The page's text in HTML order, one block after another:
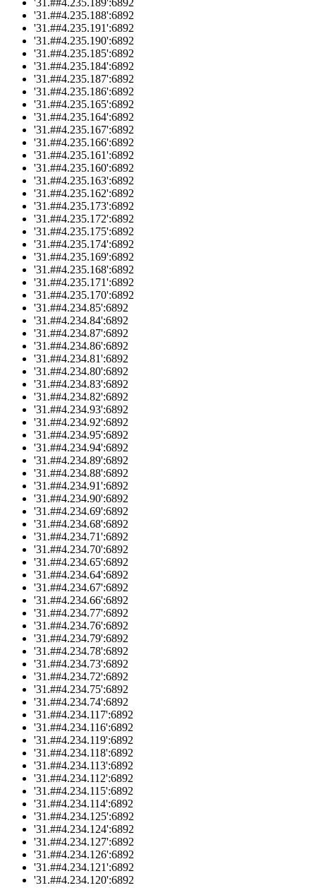
'31.##4.235.189':6892
'31.##4.235.188':6892
'31.##4.235.191':6892
'31.##4.235.190':6892
'31.##4.235.185':6892
'31.##4.235.184':6892
'31.##4.235.187':6892
'31.##4.235.186':6892
'31.##4.235.165':6892
'31.##4.235.164':6892
'31.##4.235.167':6892
'31.##4.235.166':6892
'31.##4.235.161':6892
'31.##4.235.160':6892
'31.##4.235.163':6892
'31.##4.235.162':6892
'31.##4.235.173':6892
'31.##4.235.172':6892
'31.##4.235.175':6892
'31.##4.235.174':6892
'31.##4.235.169':6892
'31.##4.235.168':6892
'31.##4.235.171':6892
'31.##4.235.170':6892
'31.##4.234.85':6892
'31.##4.234.84':6892
'31.##4.234.87':6892
'31.##4.234.86':6892
'31.##4.234.81':6892
'31.##4.234.80':6892
'31.##4.234.83':6892
'31.##4.234.82':6892
'31.##4.234.93':6892
'31.##4.234.92':6892
'31.##4.234.95':6892
'31.##4.234.94':6892
'31.##4.234.89':6892
'31.##4.234.88':6892
'31.##4.234.91':6892
'31.##4.234.90':6892
'31.##4.234.69':6892
'31.##4.234.68':6892
'31.##4.234.71':6892
'31.##4.234.70':6892
'31.##4.234.65':6892
'31.##4.234.64':6892
'31.##4.234.67':6892
'31.##4.234.66':6892
'31.##4.234.77':6892
'31.##4.234.76':6892
'31.##4.234.79':6892
'31.##4.234.78':6892
'31.##4.234.73':6892
'31.##4.234.72':6892
'31.##4.234.75':6892
'31.##4.234.74':6892
'31.##4.234.117':6892
'31.##4.234.116':6892
'31.##4.234.119':6892
'31.##4.234.118':6892
'31.##4.234.113':6892
'31.##4.234.112':6892
'31.##4.234.115':6892
'31.##4.234.114':6892
'31.##4.234.125':6892
'31.##4.234.124':6892
'31.##4.234.127':6892
'31.##4.234.126':6892
'31.##4.234.121':6892
'31.##4.234.120':6892